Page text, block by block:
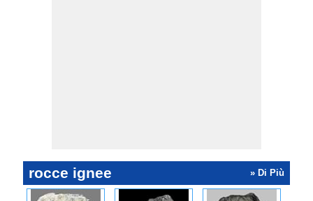
rocce ignee » Di Più